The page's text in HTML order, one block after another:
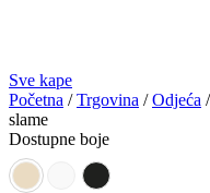
Sve kape
Početna /Trgovina /Odjeća /
slame
Dostupne boje